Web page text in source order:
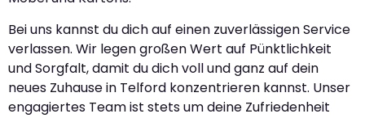
Bei uns kannst du dich auf einen zuverlässigen Service
verlassen. Wir legen großen Wert auf Pünktlichkeit
und Sorgfalt, damit du dich voll und ganz auf dein
neues Zuhause in Telford konzentrieren kannst. Unser
engagiertes Team ist stets um deine Zufriedenheit